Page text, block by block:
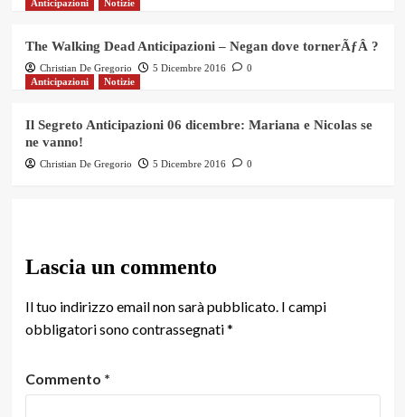
Anticipazioni Notizie
The Walking Dead Anticipazioni – Negan dove tornerÃƒÂ ?
Christian De Gregorio 5 Dicembre 2016
0
Anticipazioni
Notizie
Il Segreto Anticipazioni 06 dicembre: Mariana e Nicolas se
ne vanno!
Christian De Gregorio 5 Dicembre 2016 0
Lascia un commento
Il tuo indirizzo email non sarà pubblicato. I campi
obbligatori sono contrassegnati*
Commento *